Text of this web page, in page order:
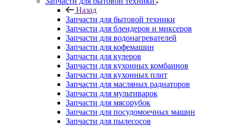
Назад
Запчасти для бытовой техники
Запчасти для блендеров и миксеров
Запчасти для водонагревателей
Запчасти для кофемашин
Запчасти для кулеров
Запчасти для кухонных комбаинов
Запчасти для кухонных плит
Запчасти для масляных радиаторов
Запчасти для мультиварок
Запчасти для мясорубок
Запчасти для посудомоечных машин
Запчасти для пылесосов